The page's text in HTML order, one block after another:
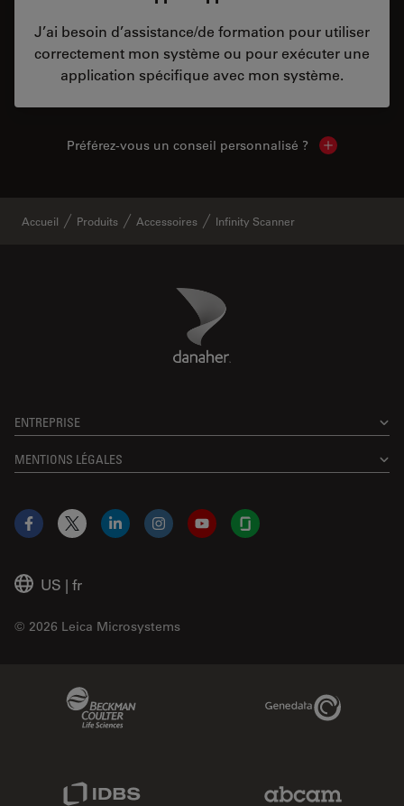
J’ai besoin d’assistance/de formation pour utiliser
correctement mon système ou pour exécuter une
application spécifique avec mon système.
Préférez-vous un conseil personnalisé ? Show local
Accueil Produits Accessoires Infinity Scanner
Danaher Logo
ENTREPRISE
MENTIONS LÉGALES
US | fr
© 2026 Leica Microsystems
Facebook
X LinkedInInstagramYouTubeGlassdoor
Genedata Link
IDBS Link